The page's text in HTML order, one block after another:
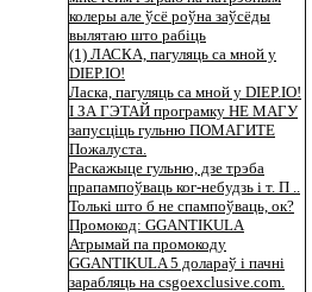
колеры але ўсё роўна заўсёды
вылятаю што рабіць
(1) ЛАСКА, пагуляць са мной у
DIEP.IO!
Ласка, пагуляць са мной у DIEP.IO!
І ЗА ГЭТАЙ програмку НЕ МАГУ
запусціць гульню ПОМАГИТЕ
Пожалуста.
Раскажыце гульню, дзе трэба
прапампоўваць ког-небудзь і т. П ..
Толькі што б не спампоўваць, ок?
Промокод: GGANTIKULA
Атрымай па промокоду
GGANTIKULA 5 долараў і пачні
зарабляць на csgoexclusive.com.